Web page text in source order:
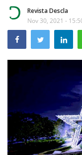
Desporto
Contactos
Sobre Nós
Estatuto Editorial
Saúde
Revista Descla
Nov 30, 2021 -